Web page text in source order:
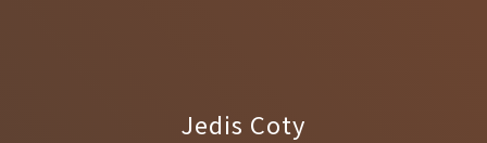
Jedis Coty